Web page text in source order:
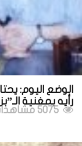
الوضع اليوم:
رأيه بمغنية